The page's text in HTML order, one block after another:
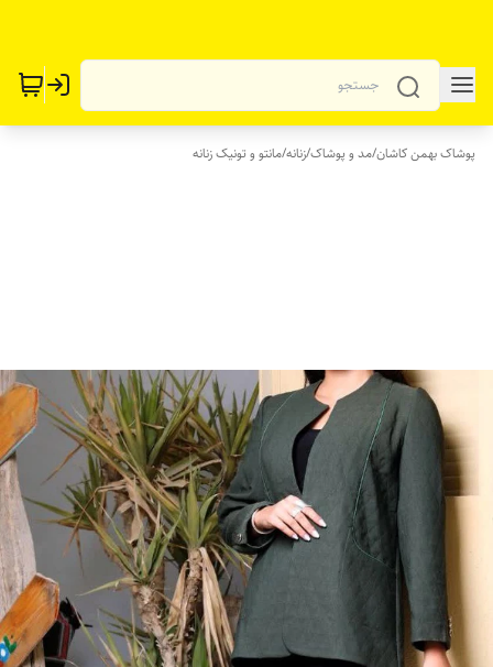
پوشاک بهمن کاشان/مد و پوشاک/زنانه/مانتو و تونیک زنانه